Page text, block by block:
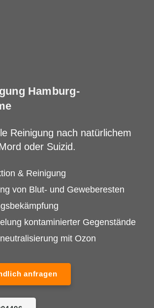
Hamburg-
Reinigung nach natürlichem
oder Suizid.
& Reinigung
von Blut- und Geweberesten
kontaminierter Gegenstände
mit Ozon
anfragen